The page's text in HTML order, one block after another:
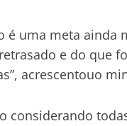
é uma meta
e do que
acrescentouo
considerando